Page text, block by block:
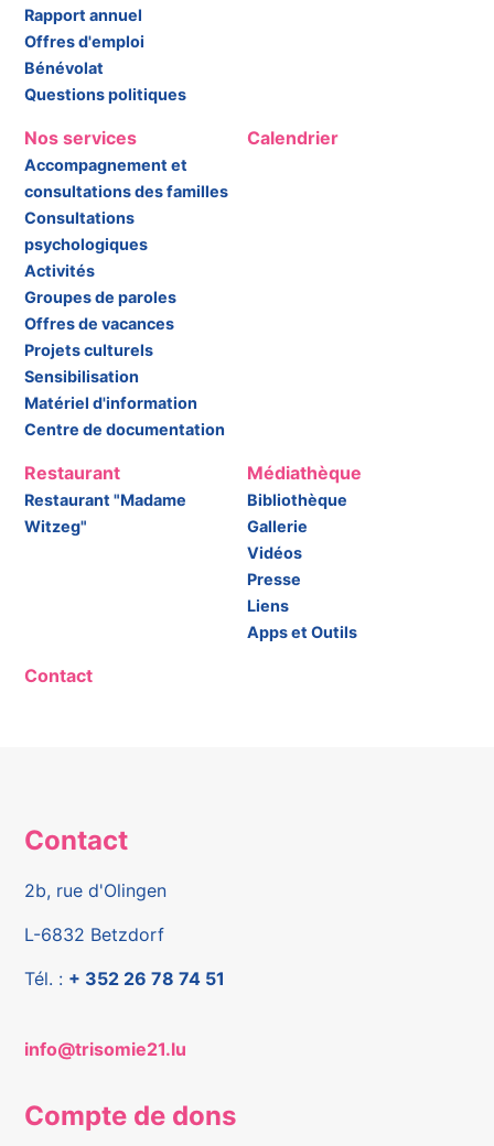
Rapport annuel
Offres d'emploi
Bénévolat
Questions politiques
Nos services
Accompagnement et
consultations des familles
Consultations
psychologiques
Activités
Groupes de paroles
Offres de vacances
Projets culturels
Sensibilisation
Matériel d'information
Centre de documentation
Calendrier
Restaurant
Restaurant "Madame
Witzeg"
Médiathèque
Bibliothèque
Gallerie
Vidéos
Presse
Liens
Apps et Outils
Contact
Contact
2b, rue d'Olingen
L-6832 Betzdorf
Tél. : + 352 26 78 74 51
info@trisomie21.lu
Compte de dons